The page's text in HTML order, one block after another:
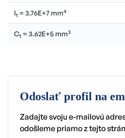
It = 3.76E+7 mm4
Ct = 3.62E+5 mm3
Odoslať profil na
Zadajte svoju e-mailovú
odošleme priamo z tejto